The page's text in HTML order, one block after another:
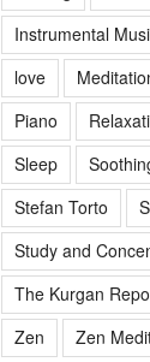
Instrumental
love
Piano
Sleep
Stefan Torto
Study and
The Kurgan
Zen
Zen